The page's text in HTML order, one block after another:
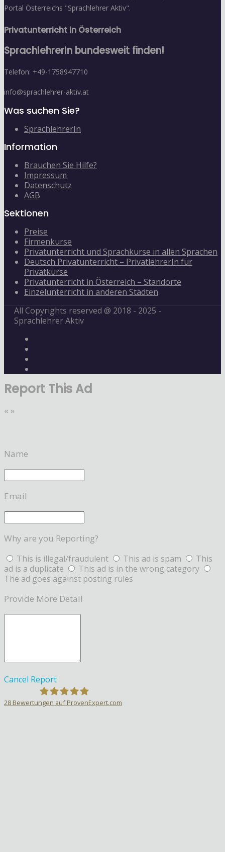
Portal Österreichs "Sprachlehrer Aktiv".
Privatunterricht in Österreich
SprachlehrerIn bundesweit finden!
Telefon: +49-1758947710
info@sprachlehrer-aktiv.at
Was suchen Sie?
SprachlehrerIn
Information
Brauchen Sie Hilfe?
Impressum
Datenschutz
AGB
Sektionen
Preise
Firmenkurse
Privatunterricht und Sprachkurse in allen Sprachen
Deutsch Privatunterricht – PrivatlehrerIn für
Privatkurse
Privatunterricht in Österreich – Standorte
Einzelunterricht in anderen Städten
All Copyrights reserved @ 2018 - 2025 -
Sprachlehrer Aktiv
Report This Ad
« »
Name
Email
Why are you Reporting?
This is illegal/fraudulent This ad is spam
This
ad is a duplicate
This ad is in the wrong category
The ad goes against posting rules
Provide More Detail
Cancel Report
28 Bewertungen auf ProvenExpert.com